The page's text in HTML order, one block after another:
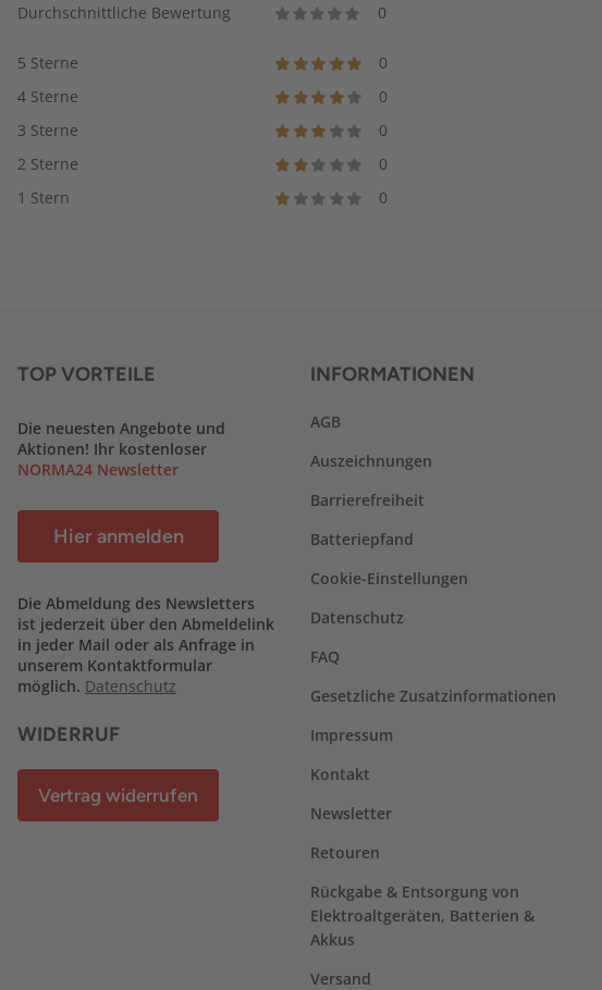
Durchschnittliche Bewertung 0
5 Sterne
0
4 Sterne
0
3 Sterne
0
2 Sterne
0
1 Stern
0
TOP VORTEILE
Die neuesten Angebote und
Aktionen! Ihr kostenloser
NORMA24 Newsletter
Hier anmelden
Die Abmeldung des Newsletters
ist jederzeit über den Abmeldelink
in jeder Mail oder als Anfrage in
unserem Kontaktformular
möglich. Datenschutz
WIDERRUF
Vertrag widerrufen
INFORMATIONEN
AGB
Auszeichnungen
Barrierefreiheit
Batteriepfand
Cookie-Einstellungen
Datenschutz
FAQ
Gesetzliche Zusatzinformationen
Impressum
Kontakt
Newsletter
Retouren
Rückgabe & Entsorgung von
Elektroaltgeräten, Batterien &
Akkus
Versand